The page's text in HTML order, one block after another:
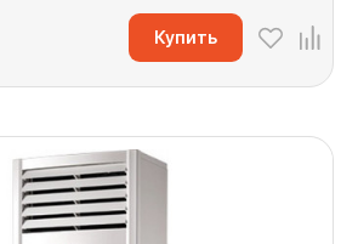
Купить